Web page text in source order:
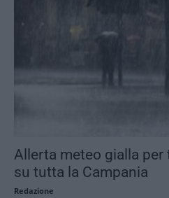
Allerta meteo gialla
su tutta la Campania
Redazione